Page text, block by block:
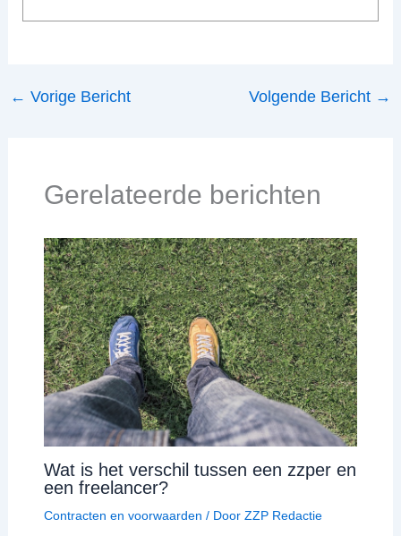
← Vorige Bericht Volgende Bericht →
Gerelateerde berichten
Wat is het verschil tussen een zzper en
een freelancer?
Contracten en voorwaarden / Door ZZP Redactie